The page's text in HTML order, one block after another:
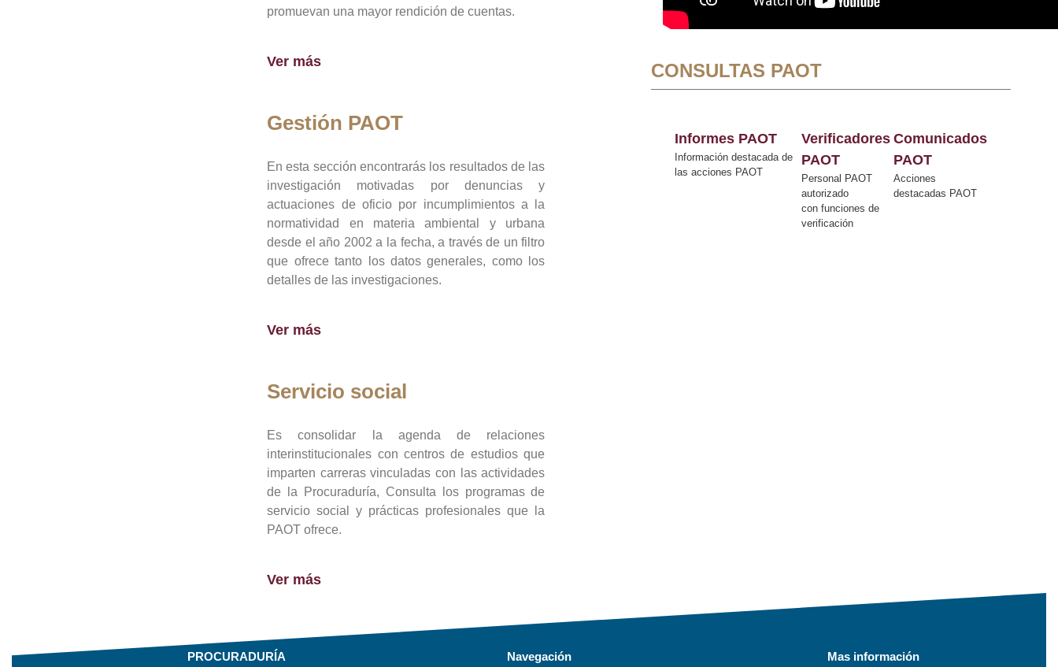
promuevan una mayor rendición de cuentas.
Ver más
Gestión PAOT
En esta sección encontrarás los resultados de las
investigación motivadas por denuncias y
actuaciones de oficio por incumplimientos a la
normatividad en materia ambiental y urbana
desde el año 2002 a la fecha, a través de un filtro
que ofrece tanto los datos generales, como los
detalles de las investigaciones.
Ver más
Servicio social
Es consolidar la agenda de relaciones
interinstitucionales con centros de estudios que
imparten carreras vinculadas con las actividades
de la Procuraduría, Consulta los programas de
servicio social y prácticas profesionales que la
PAOT ofrece.
Ver más
CONSULTAS PAOT
Informes PAOT
Información destacada de
las acciones PAOT
Verificadores
PAOT
Personal PAOT
autorizado
con funciones de
verificación
Comunicados
PAOT
Acciones
destacadas PAOT
PROCURADURÍA Navegación Mas información